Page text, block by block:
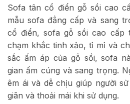
Sofa tân cổ điển gỗ sồi cao
mẫu sofa đẳng cấp và sang
cổ điển, sofa gỗ sồi cao cấp
chạm khắc tinh xảo, tỉ mỉ và
sắc ấm áp của gỗ sồi, sofa
gian ấm cúng và sang trọng.
êm ái và dễ chịu giúp người
giãn và thoải mái khi sử dụng.